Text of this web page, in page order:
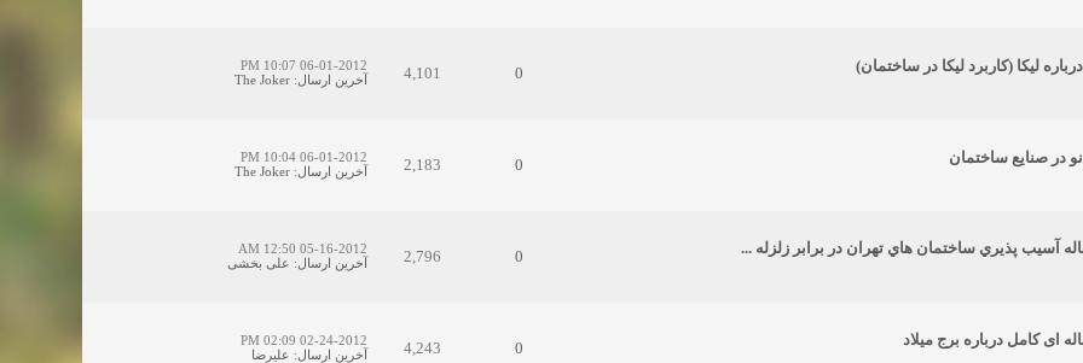
لیکا (کاربرد لیکا در ساختمان) 0
4,101
06-01-2012 10:07 PM
آخرین ارسال:
The Joker
در صنایع ساختمان 0
2,183
06-01-2012 10:04 PM
آخرین ارسال:
The Joker
آسيب پذيري ساختمان هاي تهران در برابر زلزله ... 0
2,796
05-16-2012 12:50 AM
آخرین ارسال: علی بخشی
ای کامل درباره برج میلاد 0
4,243
02-24-2012 02:09 PM
آخرین ارسال: علیرضا